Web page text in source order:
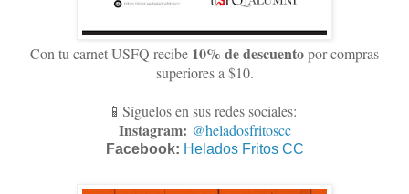
Con tu carnet USFQ recibe 10% de descuentopor compras
superiores a $10.
📱Síguelos en sus redes sociales:
Instagram: @heladosfritoscc
Facebook: Helados Fritos CC